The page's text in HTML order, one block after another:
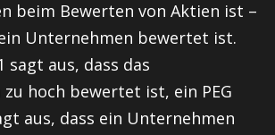
beim Bewerten von Aktien ist –
Unternehmen bewertet ist.
sagt aus, dass das
hoch bewertet ist, ein PEG
aus, dass ein Unternehmen